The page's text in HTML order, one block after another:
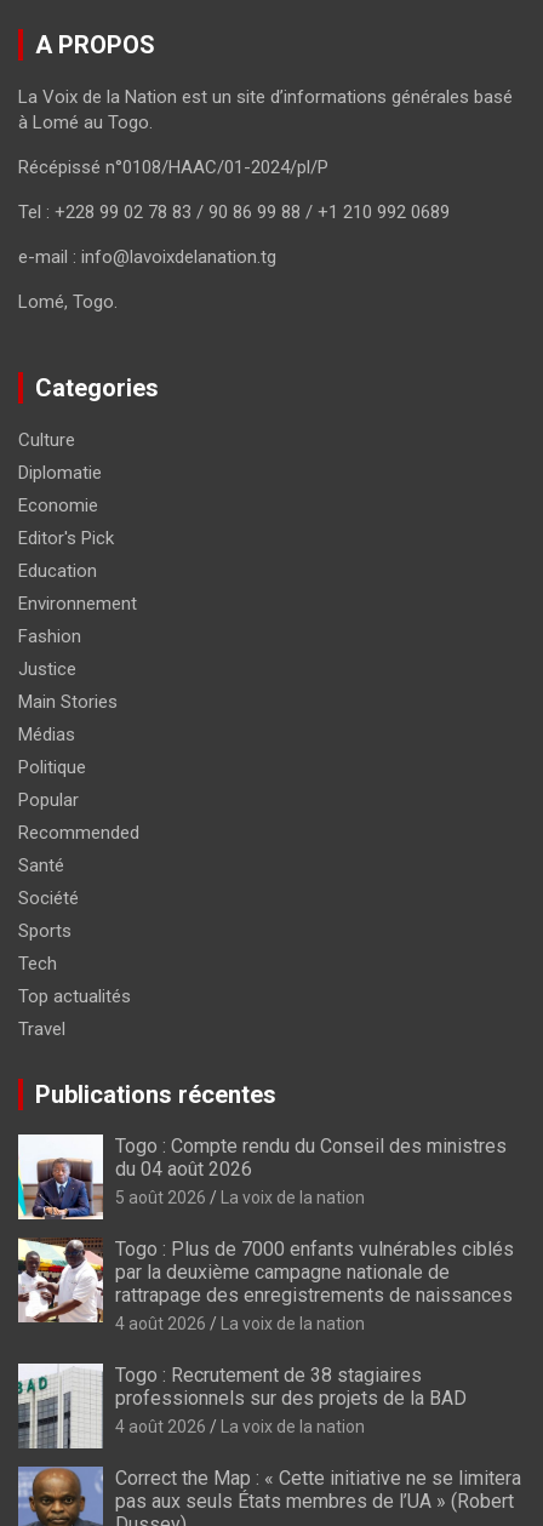
A PROPOS
La Voix de la Nation est un site d’informations générales basé
à Lomé au Togo.
Récépissé n°0108/HAAC/01-2024/pl/P
Tel : +228 99 02 78 83 / 90 86 99 88 / +1 210 992 0689
e-mail : info@lavoixdelanation.tg
Lomé, Togo.
Categories
Culture
Diplomatie
Economie
Editor's Pick
Education
Environnement
Fashion
Justice
Main Stories
Médias
Politique
Popular
Recommended
Santé
Société
Sports
Tech
Top actualités
Travel
Publications récentes
Togo : Compte rendu du Conseil des ministres
du 04 août 2026
5 août 2026 La voix de la nation
Togo : Plus de 7000 enfants vulnérables ciblés
par la deuxième campagne nationale de
rattrapage des enregistrements de naissances
4 août 2026 La voix de la nation
Togo : Recrutement de 38 stagiaires
professionnels sur des projets de la BAD
4 août 2026 La voix de la nation
Correct the Map : « Cette initiative ne se limitera
pas aux seuls États membres de l’UA » (Robert